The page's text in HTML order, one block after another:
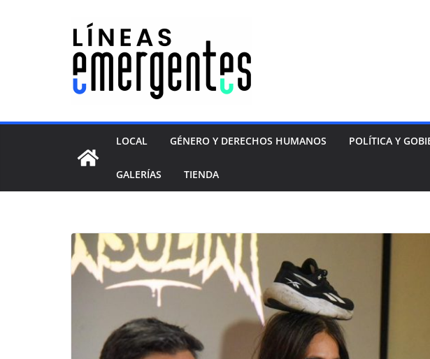
LOCAL GÉNERO Y DERECHOS HUMANOS POLÍTICA Y
GALERÍAS TIENDA